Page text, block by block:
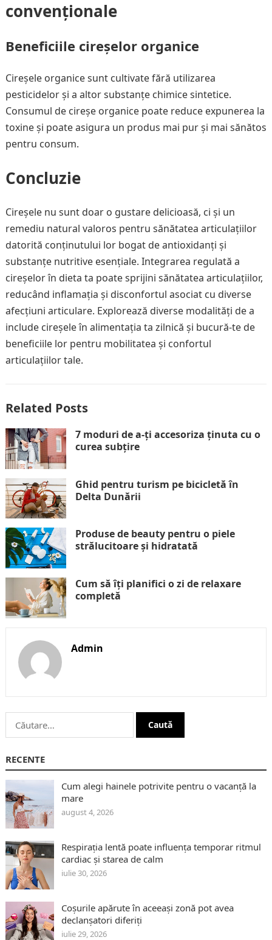
convenționale
Beneficiile cireșelor organice
Cireșele organice sunt cultivate fără utilizarea
pesticidelor și a altor substanțe chimice sintetice.
Consumul de cireșe organice poate reduce expunerea la
toxine și poate asigura un produs mai pur și mai sănătos
pentru consum.
Concluzie
Cireșele nu sunt doar o gustare delicioasă, ci și un
remediu natural valoros pentru sănătatea articulațiilor
datorită conținutului lor bogat de antioxidanți și
substanțe nutritive esențiale. Integrarea regulată a
cireșelor în dieta ta poate sprijini sănătatea articulațiilor,
reducând inflamația și disconfortul asociat cu diverse
afecțiuni articulare. Explorează diverse modalități de a
include cireșele în alimentația ta zilnică și bucură-te de
beneficiile lor pentru mobilitatea și confortul
articulațiilor tale.
Related Posts
7 moduri de a-ți accesoriza ținuta cu o
curea subțire
Ghid pentru turism pe bicicletă în
Delta Dunării
Produse de beauty pentru o piele
strălucitoare și hidratată
Cum să îți planifici o zi de relaxare
completă
Admin
Caută
după:
RECENTE
Cum alegi hainele potrivite pentru o vacanță la
mare
august 4, 2026
Respirația lentă poate influența temporar ritmul
cardiac și starea de calm
iulie 30, 2026
Coșurile apărute în aceeași zonă pot avea
declanșatori diferiți
iulie 29, 2026